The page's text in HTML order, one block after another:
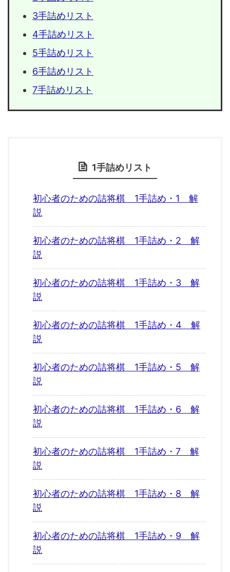
3手詰めリスト
4手詰めリスト
5手詰めリスト
6手詰めリスト
7手詰めリスト
1手詰めリスト
初心者のための詰将棋 1手詰め・1 解
説
初心者のための詰将棋 1手詰め・2 解
説
初心者のための詰将棋 1手詰め・3 解
説
初心者のための詰将棋 1手詰め・4 解
説
初心者のための詰将棋 1手詰め・5 解
説
初心者のための詰将棋 1手詰め・6 解
説
初心者のための詰将棋 1手詰め・7 解
説
初心者のための詰将棋 1手詰め・8 解
説
初心者のための詰将棋 1手詰め・9 解
説